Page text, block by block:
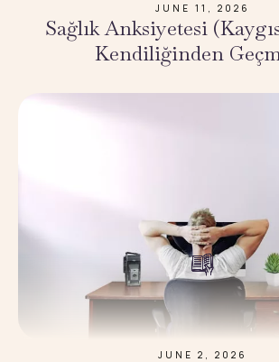
JUNE 11, 2026
Sağlık Anksiyetesi
Kendiliğinden
JUNE 2, 2026